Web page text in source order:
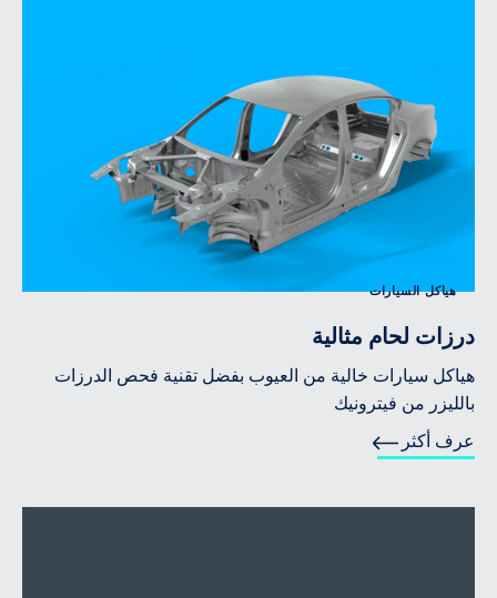
هياكل السيارات
درزات لحام مثالية
هياكل سيارات خالية من العيوب بفضل تقنية فحص الدرزات
بالليزر من فيترونيك
عرف أكثر